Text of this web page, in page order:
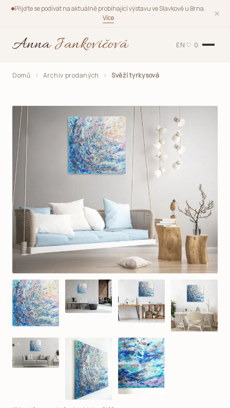
Přijďte se podívat na aktuálně probíhající výstavu ve Slavkově u Brna.
Více
×
AnnaJankovičová EN ♡ 0
Domů › Archiv prodaných › Svěží tyrkysová